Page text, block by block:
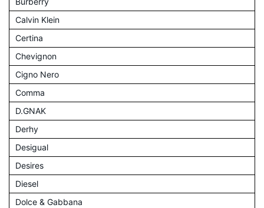
Calvin Klein
Certina
Chevignon
Cigno Nero
Comma
D.GNAK
Derhy
Desigual
Desires
Diesel
Dolce & Gabbana